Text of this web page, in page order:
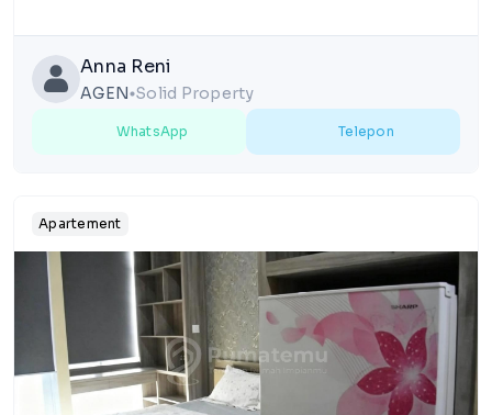
Anna Reni
AGEN lens Solid Property
WhatsApp Telepon
Apartement